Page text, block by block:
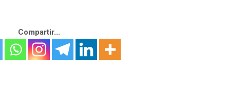
Compartir...